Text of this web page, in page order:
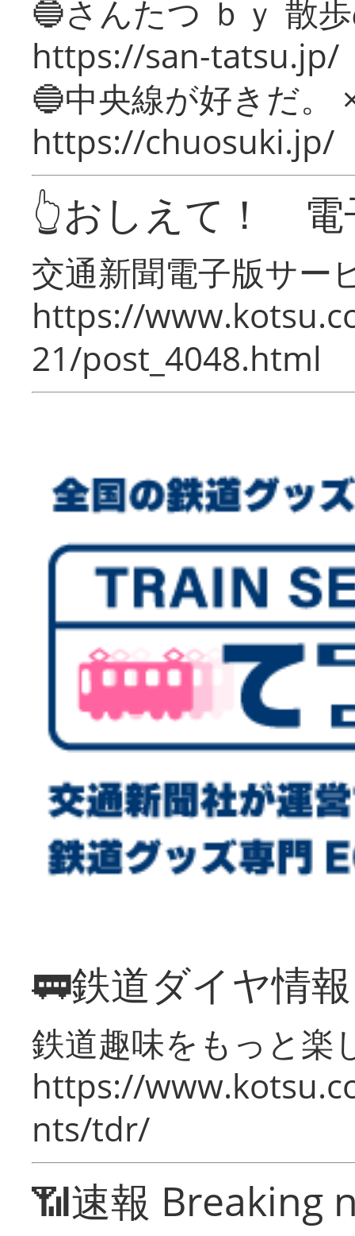
🔵さんたつ ｂｙ 散
https://san-tatsu.jp/
🔵中央線が好きだ。
https://chuosuki.jp/
👆おしえて！ 電
交通新聞電子版サー
https://
21/post_4048.html
🚃鉄道ダイヤ情
鉄道趣味をもっと楽
https://
nts/tdr/
📶速報 Breaking